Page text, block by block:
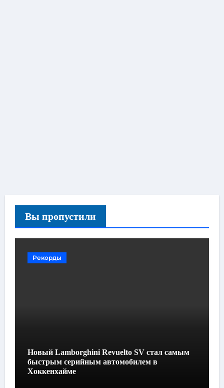
Вы пропустили
Рекорды
Новый Lamborghini Revuelto SV стал самым
быстрым серийным автомобилем в
Хоккенхайме